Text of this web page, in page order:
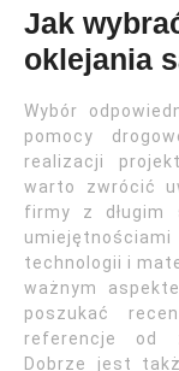
Jak
oklejania
Wybór
pomocy
realizacji
warto zwrócić
firmy z długim
technologii i
ważnym
poszukać
referencje od
Dobrze jest